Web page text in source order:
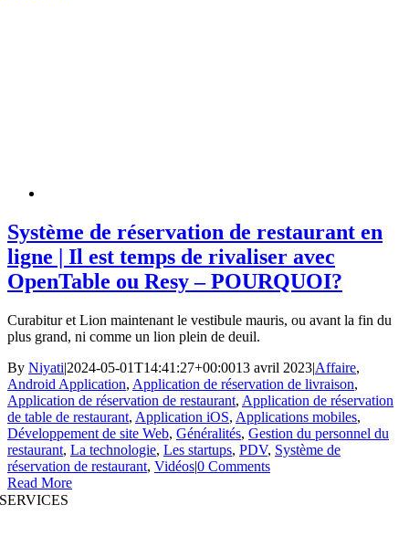
Système de réservation de restaurant en
ligne | Il est temps de rivaliser avec
OpenTable ou Resy – POURQUOI?
Curabitur et Lion maintenant le vestibule mauris, ou avant la fin du
plus grand, ni comme un lion plein de deuil.
By Niyati|2024-05-01T14:41:27+00:0013 avril 2023|Affaire,
Android Application, Application de réservation de livraison,
Application de réservation de restaurant, Application de réservation
de table de restaurant, Application iOS, Applications mobiles,
Développement de site Web, Généralités, Gestion du personnel du
restaurant, La technologie, Les startups, PDV, Système de
réservation de restaurant, Vidéos|0 Comments
Read More
SERVICES